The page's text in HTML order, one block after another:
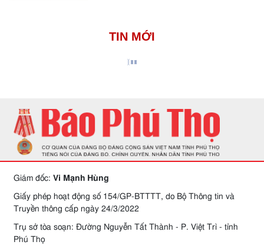
TIN MỚI
Giám đốc: Vi Mạnh Hùng
Giấy phép hoạt động số 154/GP-BTTTT, do Bộ Thông tin và
Truyền thông cấp ngày 24/3/2022
Trụ sở tòa soạn: Đường Nguyễn Tất Thành - P. Việt Trì - tỉnh
Phú Thọ